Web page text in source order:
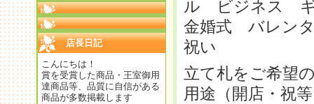
店長日記
こんにちは！
賞を受賞した商品・王室御用
達商品等、品質に自信がある
商品が多数掲載します
ル ビジネス
金婚式 バレン
祝い
立て札をご希望
用途（開店・祝